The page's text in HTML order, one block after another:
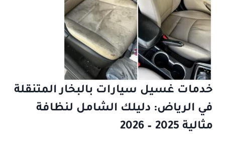
خدمات غسيل سيارات بالبخار المتنقلة
في الرياض: دليلك الشامل لنظافة
مثالية 2025 – 2026